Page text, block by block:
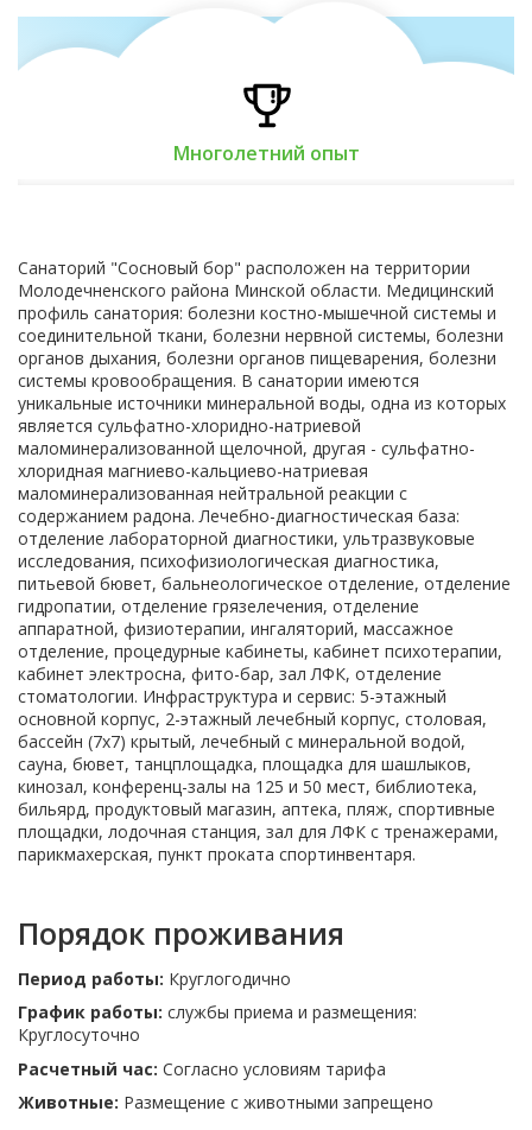
Многолетний опыт
Санаторий "Сосновый бор" расположен на территории
Молодечненского района Минской области. Медицинский
профиль санатория: болезни костно-мышечной системы и
соединительной ткани, болезни нервной системы, болезни
органов дыхания, болезни органов пищеварения, болезни
системы кровообращения. В санатории имеются
уникальные источники минеральной воды, одна из которых
является сульфатно-хлоридно-натриевой
маломинерализованной щелочной, другая - сульфатно-
хлоридная магниево-кальциево-натриевая
маломинерализованная нейтральной реакции с
содержанием радона. Лечебно-диагностическая база:
отделение лабораторной диагностики, ультразвуковые
исследования, психофизиологическая диагностика,
питьевой бювет, бальнеологическое отделение, отделение
гидропатии, отделение грязелечения, отделение
аппаратной, физиотерапии, ингаляторий, массажное
отделение, процедурные кабинеты, кабинет психотерапии,
кабинет электросна, фито-бар, зал ЛФК, отделение
стоматологии. Инфраструктура и сервис: 5-этажный
основной корпус, 2-этажный лечебный корпус, столовая,
бассейн (7х7) крытый, лечебный с минеральной водой,
сауна, бювет, танцплощадка, площадка для шашлыков,
кинозал, конференц-залы на 125 и 50 мест, библиотека,
бильярд, продуктовый магазин, аптека, пляж, спортивные
площадки, лодочная станция, зал для ЛФК с тренажерами,
парикмахерская, пункт проката спортинвентаря.
Порядок проживания
Период работы: Круглогодично
График работы: службы приема и размещения:
Круглосуточно
Расчетный час: Согласно условиям тарифа
Животные: Размещение с животными запрещено